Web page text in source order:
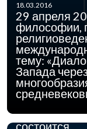
18.03.2016
29 апреля
философии,
тему:
Запада
04.02.2016
17 февраля
года в
философии,
политологии
КН МОН РК
состоится